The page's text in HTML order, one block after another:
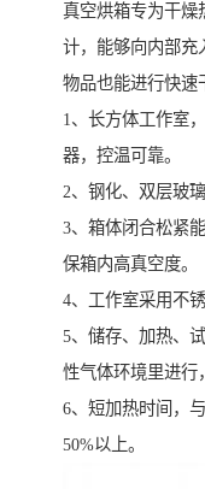
真空烘箱专为干燥
计，能够向内部充
物品也能进行快速
1、长方体工作室
器，控温可靠。
2、钢化、双层玻
3、箱体闭合松紧
保箱内高真空度。
4、工作室采用不
5、储存、加热、
性气体环境里进行
6、短加热时间，
50%以上。